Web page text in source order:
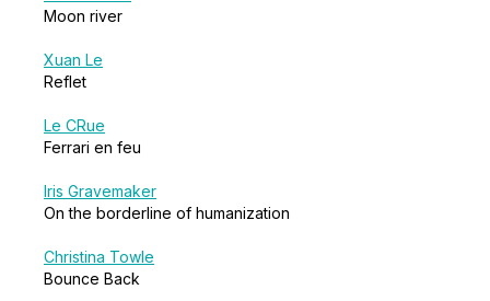
Moon river
Xuan Le
Reflet
Le CRue
Ferrari en feu
Iris Gravemaker
On the borderline of humanization
Christina Towle
Bounce Back